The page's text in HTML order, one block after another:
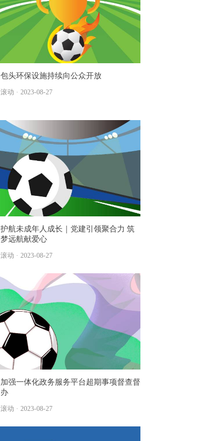
包头环保设施持续向公众开放
滚动 · 2023-08-27
护航未成年人成长｜党建引领聚合力 筑
梦远航献爱心
滚动 · 2023-08-27
加强一体化政务服务平台超期事项督查督
办
滚动 · 2023-08-27